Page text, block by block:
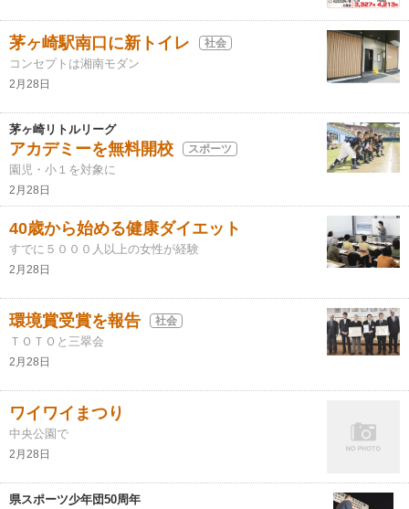
茅ヶ崎駅南口に新トイレ 社会
コンセプトは湘南モダン
2月28日
茅ヶ崎リトルリーグ
アカデミーを無料開校 スポーツ
園児・小１を対象に
2月28日
40歳から始める健康ダイエット
すでに５０００人以上の女性が経験
2月28日
環境賞受賞を報告 社会
ＴＯＴＯと三翠会
2月28日
ワイワイまつり
中央公園で
2月28日
県スポーツ少年団50周年